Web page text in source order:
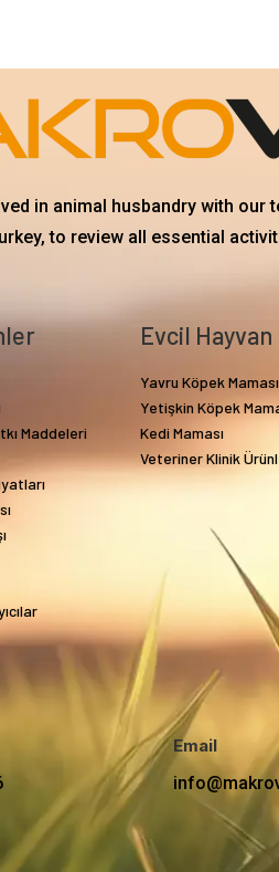
in animal husbandry with
to review all essential
Maddeleri
Evcil
Yavru Köpek Maması
Yetişkin Köpek
Kedi Maması
Veteriner Klinik
Email